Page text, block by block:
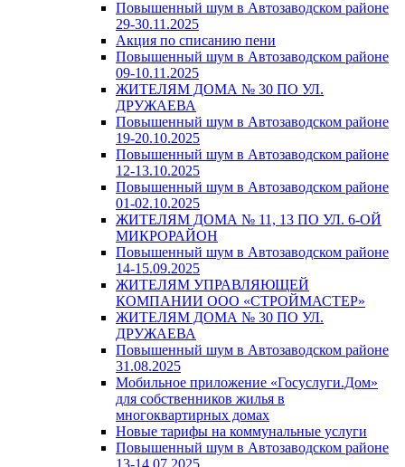
Повышенный шум в Автозаводском районе
29-30.11.2025
Акция по списанию пени
Повышенный шум в Автозаводском районе
09-10.11.2025
ЖИТЕЛЯМ ДОМА № 30 ПО УЛ.
ДРУЖАЕВА
Повышенный шум в Автозаводском районе
19-20.10.2025
Повышенный шум в Автозаводском районе
12-13.10.2025
Повышенный шум в Автозаводском районе
01-02.10.2025
ЖИТЕЛЯМ ДОМА № 11, 13 ПО УЛ. 6-ОЙ
МИКРОРАЙОН
Повышенный шум в Автозаводском районе
14-15.09.2025
ЖИТЕЛЯМ УПРАВЛЯЮЩЕЙ
КОМПАНИИ ООО «СТРОЙМАСТЕР»
ЖИТЕЛЯМ ДОМА № 30 ПО УЛ.
ДРУЖАЕВА
Повышенный шум в Автозаводском районе
31.08.2025
Мобильное приложение «Госуслуги.Дом»
для собственников жилья в
многоквартирных домах
Новые тарифы на коммунальные услуги
Повышенный шум в Автозаводском районе